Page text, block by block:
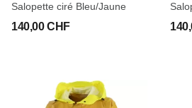
Salopette ciré Bleu/Jaune
140,00 CHF